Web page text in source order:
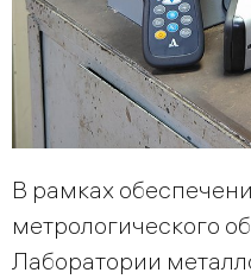
В рамках
метрологического
Лаборатории